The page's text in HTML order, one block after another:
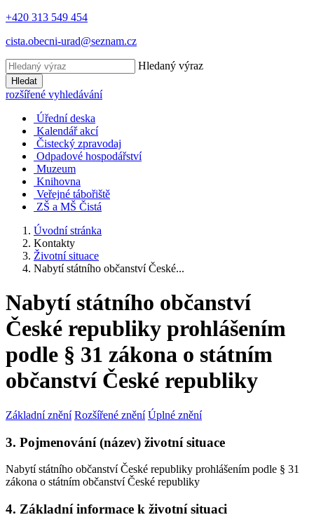
+420 313 549 454
cista.obecni-urad@seznam.cz
Hledaný výraz
Hledat
rozšířené vyhledávání
Úřední deska
Kalendář akcí
Čistecký zpravodaj
Odpadové hospodářství
Muzeum
Knihovna
Veřejné tábořiště
ZŠ a MŠ Čistá
Úvodní stránka
Kontakty
Životní situace
Nabytí státního občanství České...
Nabytí státního občanství
České republiky prohlášením
podle § 31 zákona o státním
občanství České republiky
Základní znění Rozšířené znění Úplné znění
3. Pojmenování (název) životní situace
Nabytí státního občanství České republiky prohlášením podle § 31
zákona o státním občanství České republiky
4. Základní informace k životní situaci